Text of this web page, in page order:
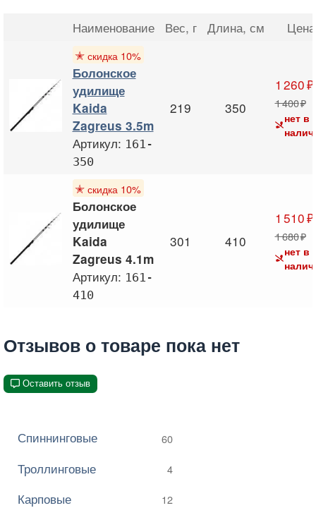
Наименование Вес, г Длина, см
Цена
✭скидка 10%
Болонское
удилище
Kaida
Zagreus 3.5m
Артикул: 161-
350
219 350
1 260
1 400
нет в
✭скидка 10%
Болонское
удилище
Kaida
Zagreus 4.1m
Артикул: 161-
410
301 410
1 510
1 680
нет в
Отзывов о товаре пока нет
Оставить отзыв
Спиннинговые 60
Троллинговые 4
Карповые 12